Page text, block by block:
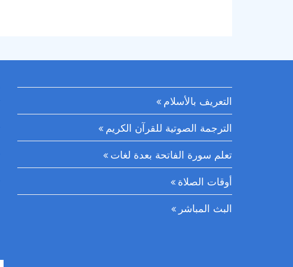
التعريف بالأسلام
الترجمة الصوتية للقرآن الكريم
تعلم سورة الفاتحة بعدة لغات
أوقات الصلاة
البث المباشر